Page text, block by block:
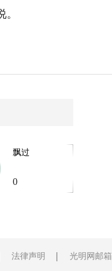
飘过
0
法律声明 光明网邮箱